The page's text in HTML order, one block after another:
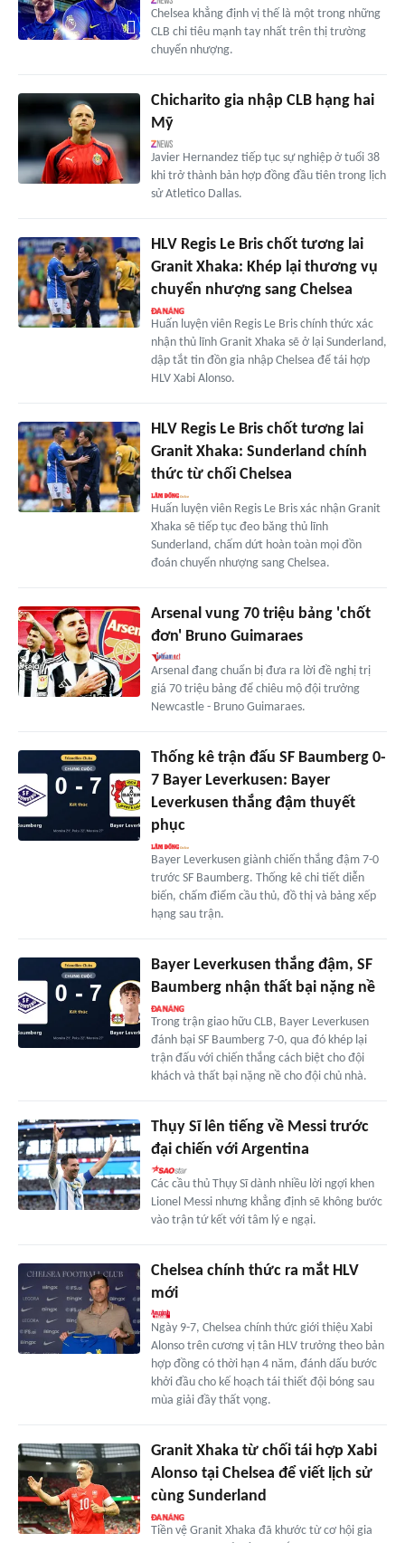
Chelsea khẳng định vị thế là một trong những
CLB chi tiêu mạnh tay nhất trên thị trường
chuyển nhượng.
Chicharito gia nhập CLB hạng hai
Mỹ
Javier Hernandez tiếp tục sự nghiệp ở tuổi 38
khi trở thành bản hợp đồng đầu tiên trong lịch
sử Atletico Dallas.
HLV Regis Le Bris chốt tương lai
Granit Xhaka: Khép lại thương vụ
chuyển nhượng sang Chelsea
Huấn luyện viên Regis Le Bris chính thức xác
nhận thủ lĩnh Granit Xhaka sẽ ở lại Sunderland,
dập tắt tin đồn gia nhập Chelsea để tái hợp
HLV Xabi Alonso.
HLV Regis Le Bris chốt tương lai
Granit Xhaka: Sunderland chính
thức từ chối Chelsea
Huấn luyện viên Regis Le Bris xác nhận Granit
Xhaka sẽ tiếp tục đeo băng thủ lĩnh
Sunderland, chấm dứt hoàn toàn mọi đồn
đoán chuyển nhượng sang Chelsea.
Arsenal vung 70 triệu bảng 'chốt
đơn' Bruno Guimaraes
Arsenal đang chuẩn bị đưa ra lời đề nghị trị
giá 70 triệu bảng để chiêu mộ đội trưởng
Newcastle - Bruno Guimaraes.
Thống kê trận đấu SF Baumberg 0-
7 Bayer Leverkusen: Bayer
Leverkusen thắng đậm thuyết
phục
Bayer Leverkusen giành chiến thắng đậm 7-0
trước SF Baumberg. Thống kê chi tiết diễn
biến, chấm điểm cầu thủ, đồ thị và bảng xếp
hạng sau trận.
Bayer Leverkusen thắng đậm, SF
Baumberg nhận thất bại nặng nề
Trong trận giao hữu CLB, Bayer Leverkusen
đánh bại SF Baumberg 7-0, qua đó khép lại
trận đấu với chiến thắng cách biệt cho đội
khách và thất bại nặng nề cho đội chủ nhà.
Thụy Sĩ lên tiếng về Messi trước
đại chiến với Argentina
Các cầu thủ Thụy Sĩ dành nhiều lời ngợi khen
Lionel Messi nhưng khẳng định sẽ không bước
vào trận tứ kết với tâm lý e ngại.
Chelsea chính thức ra mắt HLV
mới
Ngày 9-7, Chelsea chính thức giới thiệu Xabi
Alonso trên cương vị tân HLV trưởng theo bản
hợp đồng có thời hạn 4 năm, đánh dấu bước
khởi đầu cho kế hoạch tái thiết đội bóng sau
mùa giải đầy thất vọng.
Granit Xhaka từ chối tái hợp Xabi
Alonso tại Chelsea để viết lịch sử
cùng Sunderland
Tiền vệ Granit Xhaka đã khước từ cơ hội gia